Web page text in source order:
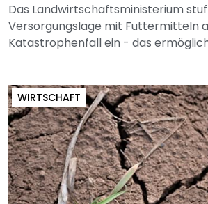
Das Landwirtschaftsministerium
Versorgungslage mit Futtermitteln
Katastrophenfall ein - das
WIRTSCHAFT